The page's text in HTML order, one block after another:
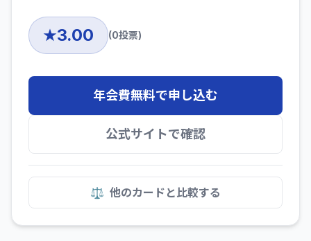
★3.00 (0投票)
年会費無料で申し込む
公式サイトで確認
⚖️ 他のカードと比較する